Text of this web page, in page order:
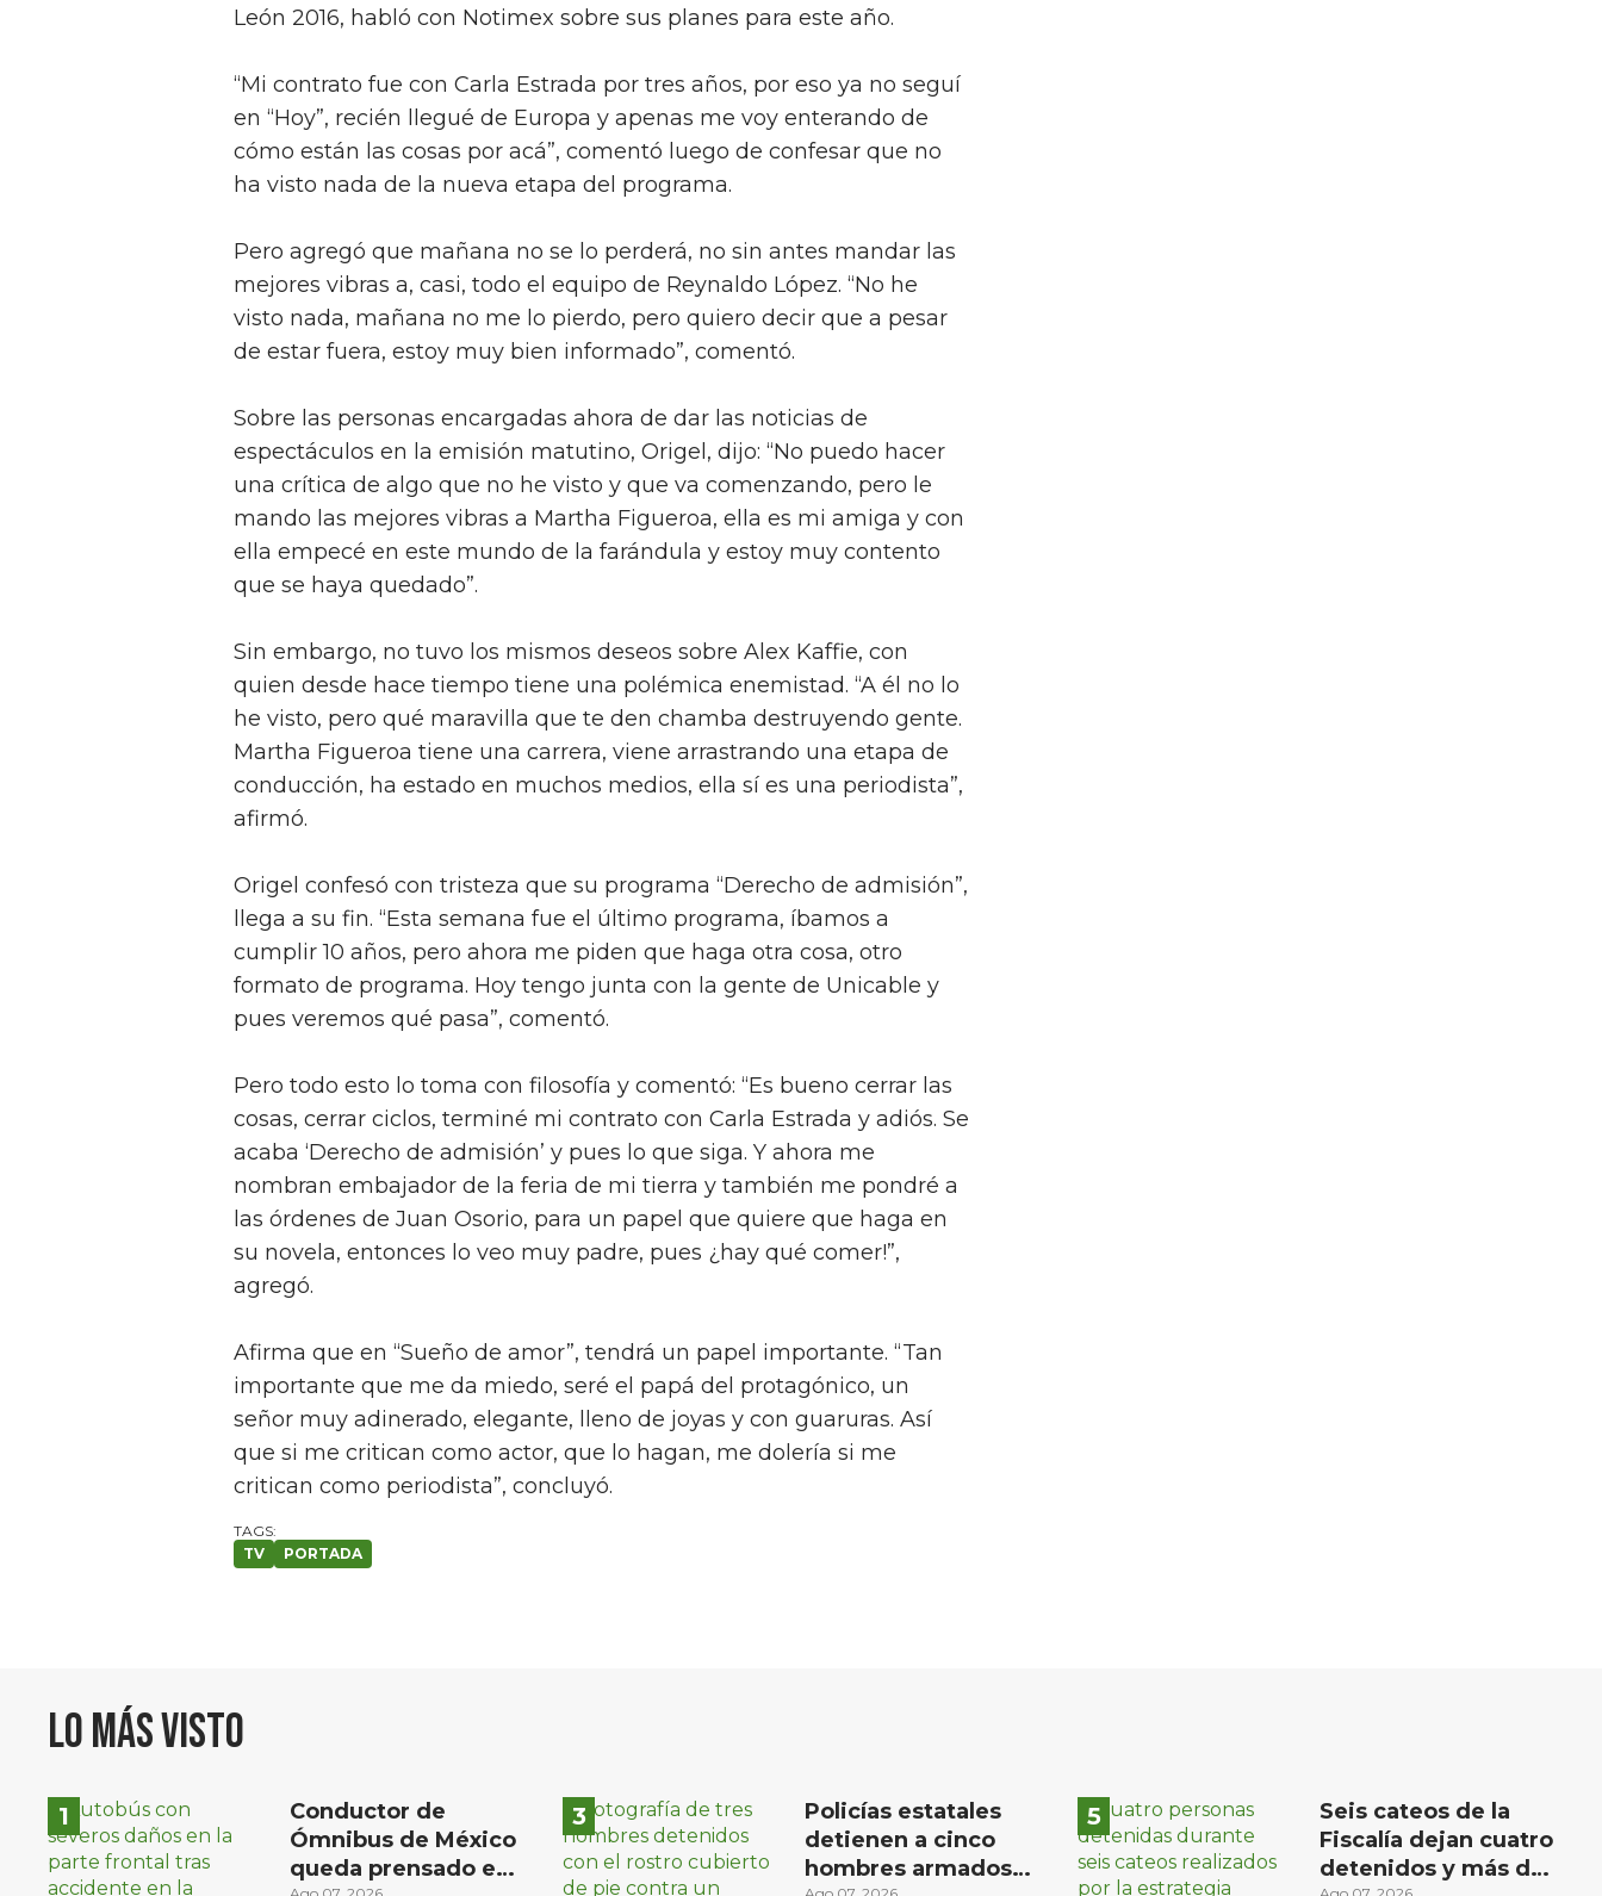
León 2016, habló con Notimex sobre sus planes para este año.
“Mi contrato fue con Carla Estrada por tres años, por eso ya no seguí
en “Hoy”, recién llegué de Europa y apenas me voy enterando de
cómo están las cosas por acá”, comentó luego de confesar que no
ha visto nada de la nueva etapa del programa.
Pero agregó que mañana no se lo perderá, no sin antes mandar las
mejores vibras a, casi, todo el equipo de Reynaldo López. “No he
visto nada, mañana no me lo pierdo, pero quiero decir que a pesar
de estar fuera, estoy muy bien informado”, comentó.
Sobre las personas encargadas ahora de dar las noticias de
espectáculos en la emisión matutino, Origel, dijo: “No puedo hacer
una crítica de algo que no he visto y que va comenzando, pero le
mando las mejores vibras a Martha Figueroa, ella es mi amiga y con
ella empecé en este mundo de la farándula y estoy muy contento
que se haya quedado”.
Sin embargo, no tuvo los mismos deseos sobre Alex Kaffie, con
quien desde hace tiempo tiene una polémica enemistad. “A él no lo
he visto, pero qué maravilla que te den chamba destruyendo gente.
Martha Figueroa tiene una carrera, viene arrastrando una etapa de
conducción, ha estado en muchos medios, ella sí es una periodista”,
afirmó.
Origel confesó con tristeza que su programa “Derecho de admisión”,
llega a su fin. “Esta semana fue el último programa, íbamos a
cumplir 10 años, pero ahora me piden que haga otra cosa, otro
formato de programa. Hoy tengo junta con la gente de Unicable y
pues veremos qué pasa”, comentó.
Pero todo esto lo toma con filosofía y comentó: “Es bueno cerrar las
cosas, cerrar ciclos, terminé mi contrato con Carla Estrada y adiós. Se
acaba ‘Derecho de admisión’ y pues lo que siga. Y ahora me
nombran embajador de la feria de mi tierra y también me pondré a
las órdenes de Juan Osorio, para un papel que quiere que haga en
su novela, entonces lo veo muy padre, pues ¿hay qué comer!”,
agregó.
Afirma que en “Sueño de amor”, tendrá un papel importante. “Tan
importante que me da miedo, seré el papá del protagónico, un
señor muy adinerado, elegante, lleno de joyas y con guaruras. Así
que si me critican como actor, que lo hagan, me dolería si me
critican como periodista”, concluyó.
TV PORTADA
Lo más visto
Conductor de
Ómnibus de México
queda prensado en
Policías estatales
detienen a cinco
hombres armados
Seis cateos de la
Fiscalía dejan cuatro
detenidos y más de